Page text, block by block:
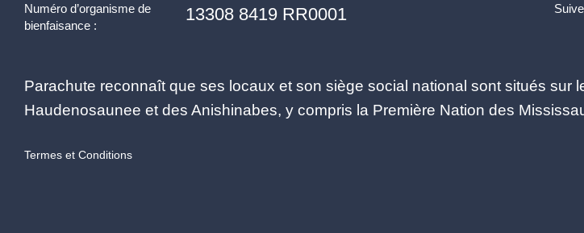
Numéro d’organisme de
bienfaisance :
13308 8419 RR0001
Parachute reconnaît que ses locaux et son siège social national sont situés sur
Haudenosaunee et des Anishinabes, y compris la Première Nation des
Termes et Conditions